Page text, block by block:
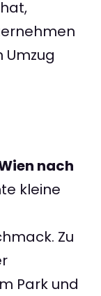
nach
kleine
Zu
Park und